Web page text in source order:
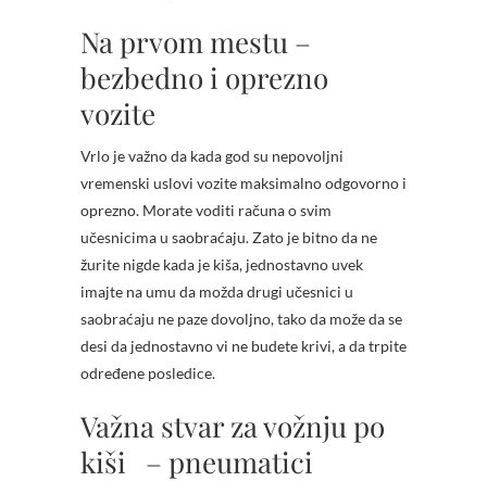
Na prvom mestu –
bezbedno i oprezno
vozite
Vrlo je važno da kada god su nepovoljni
vremenski uslovi vozite maksimalno odgovorno i
oprezno. Morate voditi računa o svim
učesnicima u saobraćaju. Zato je bitno da ne
žurite nigde kada je kiša, jednostavno uvek
imajte na umu da možda drugi učesnici u
saobraćaju ne paze dovoljno, tako da može da se
desi da jednostavno vi ne budete krivi, a da trpite
određene posledice.
Važna stvar za vožnju po
kiši – pneumatici